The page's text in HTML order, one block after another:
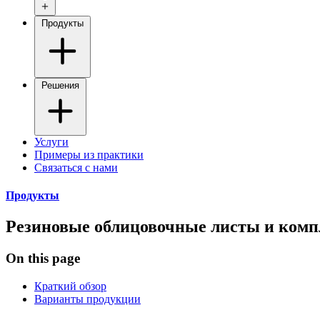
Услуги
Примеры из практики
Связаться с нами
Продукты
Резиновые облицовочные листы и
On this page
Краткий обзор
Варианты продукции